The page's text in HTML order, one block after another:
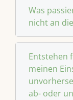
Was
nicht an
Entstehen
meinen
ab- oder